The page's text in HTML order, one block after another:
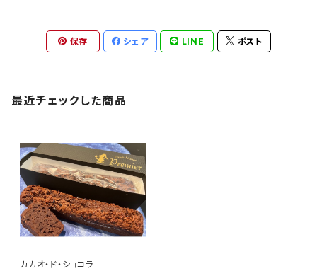
保存 シェア LINE ポスト
最近チェックした商品
カカオ・ド・ショコラ